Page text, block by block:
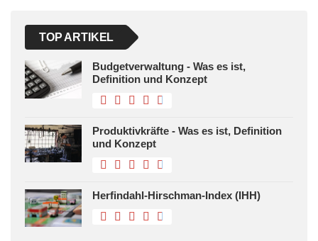
TOP ARTIKEL
Budgetverwaltung - Was es ist,
Definition und Konzept
Produktivkräfte - Was es ist, Definition
und Konzept
Herfindahl-Hirschman-Index (IHH)